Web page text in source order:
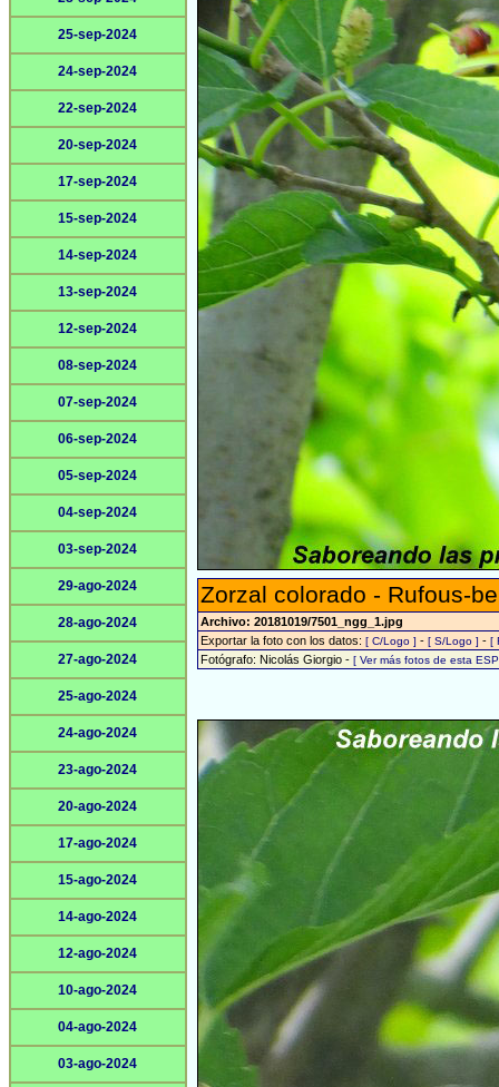
25-sep-2024
24-sep-2024
22-sep-2024
20-sep-2024
17-sep-2024
15-sep-2024
14-sep-2024
13-sep-2024
12-sep-2024
08-sep-2024
07-sep-2024
06-sep-2024
05-sep-2024
04-sep-2024
03-sep-2024
29-ago-2024
28-ago-2024
27-ago-2024
25-ago-2024
24-ago-2024
23-ago-2024
20-ago-2024
17-ago-2024
15-ago-2024
14-ago-2024
12-ago-2024
10-ago-2024
04-ago-2024
03-ago-2024
Zorzal colorado - Rufous-
Archivo: 20181019/7501_ngg_1.jpg
Exportar la foto con los datos: [ C/Logo ] - [ S/Logo ] - [
Fotógrafo: Nicolás Giorgio - [ Ver más fotos de esta